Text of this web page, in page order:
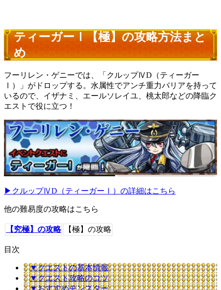
ティーガーⅠ【極】の攻略方法まと
め
フーリレン・ゲニーでは、「クルップⅣD（ティーガー
Ⅰ）」がドロップする。水属性でアンチ重力バリアを持って
いるので、イザナミ、エールソレイユ、桃太郎などの降臨ク
エストで役に立つ！
▶クルップⅣD（ティーガーⅠ）の詳細はこちら
他の難易度の攻略はこちら
【究極】の攻略 【極】の攻略
目次
▼クエストの基本情報
▼クエスト攻略のコツ